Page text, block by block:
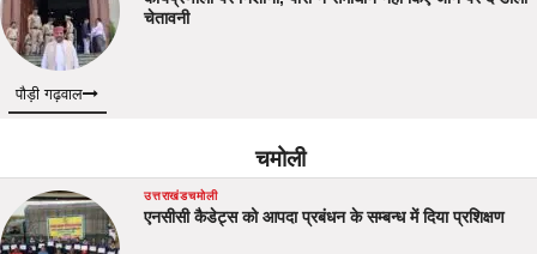
चेतावनी
पौड़ी गढ़वाल
चमोली
उत्तराखंडचमोली
एनसीसी कैडेट्स को आपदा प्रबंधन के सम्बन्ध में दिया प्रशिक्षण